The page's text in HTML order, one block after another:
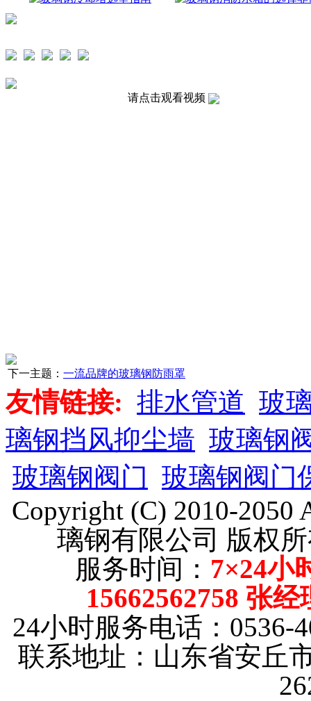
请点击观看视频
下一主题： 一流品牌的玻璃钢防雨罩
友情链接: 排水管道 玻
璃钢挡风抑尘墙 玻璃钢
玻璃钢阀门 玻璃钢阀门
Copyright (C) 2010-2050
璃钢有限公司 版权
服务时间： 7×24小
15662562758 张
24小时服务电话：
联系地址：山东省安丘